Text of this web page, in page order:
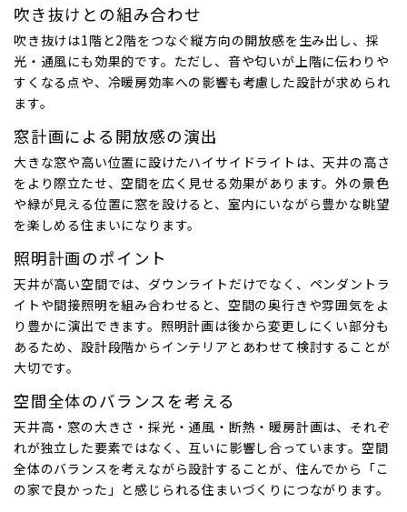
吹き抜けとの組み合わせ
吹き抜けは1階と2階をつなぐ縦方向の開放感を生み出し、採
光・通風にも効果的です。ただし、音や匂いが上階に伝わりや
すくなる点や、冷暖房効率への影響も考慮した設計が求められ
ます。
窓計画による開放感の演出
大きな窓や高い位置に設けたハイサイドライトは、天井の高さ
をより際立たせ、空間を広く見せる効果があります。外の景色
や緑が見える位置に窓を設けると、室内にいながら豊かな眺望
を楽しめる住まいになります。
照明計画のポイント
天井が高い空間では、ダウンライトだけでなく、ペンダントラ
イトや間接照明を組み合わせると、空間の奥行きや雰囲気をよ
り豊かに演出できます。照明計画は後から変更しにくい部分も
あるため、設計段階からインテリアとあわせて検討することが
大切です。
空間全体のバランスを考える
天井高・窓の大きさ・採光・通風・断熱・暖房計画は、それぞ
れが独立した要素ではなく、互いに影響し合っています。空間
全体のバランスを考えながら設計することが、住んでから「こ
の家で良かった」と感じられる住まいづくりにつながります。